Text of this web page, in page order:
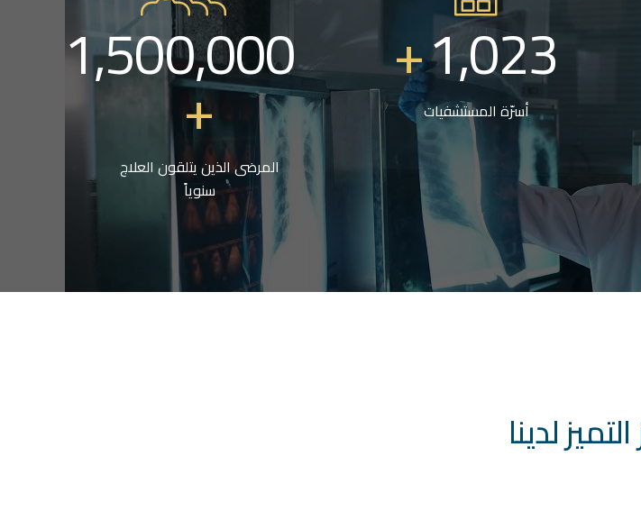
1,500,000
+
المرضى الذين يتلقون العلاج
سنوياً
1,023
+
أسرّة المستشفيات
لدينا